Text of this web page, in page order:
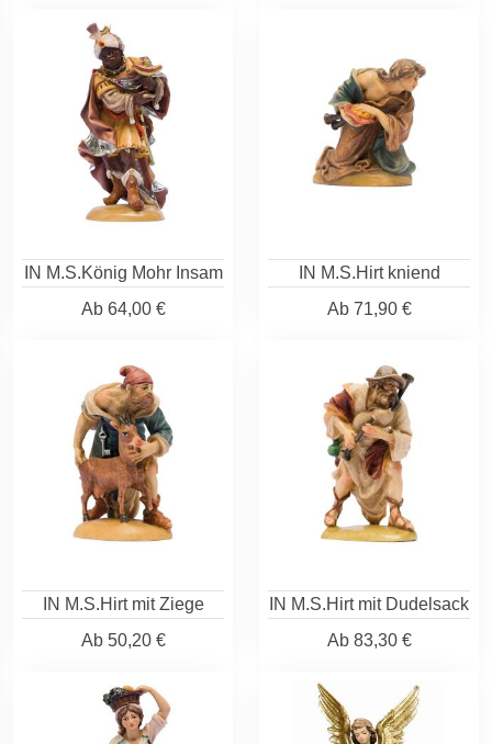
IN M.S.König Mohr Insam
Ab64,00 €
IN M.S.Hirt kniend
Ab71,90 €
IN M.S.Hirt mit Ziege
Ab50,20 €
IN M.S.Hirt mit Dudelsack
Ab83,30 €